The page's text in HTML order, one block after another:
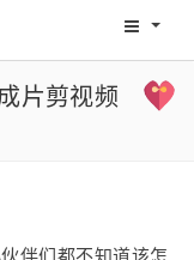
码农网
片剪视频
伴们都不知道该怎